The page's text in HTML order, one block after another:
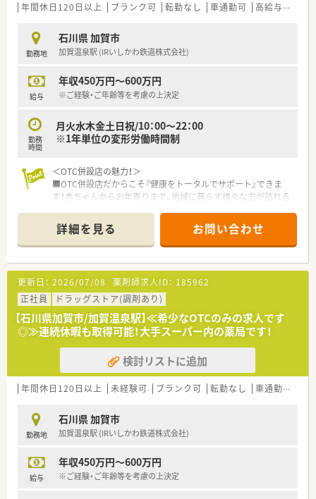
年間休日120日以上 ブランク可 転勤なし 車通勤可 高給与(600万円以上)
勤務地
石川県 加賀市
加賀温泉駅 (IRいしかわ鉄道株式会社)
給与
年収450万円～600万円
※ご経験・ご年齢等を考慮の上決定
勤務
時間
月火水木金土日祝/10：00～22：00
※1年単位の変形労働時間制
＜OTC併設店の魅力！＞
■OTC併設店だからこそ『健康をトータルでサポート』できま
す！赤ちゃんからお年寄りまで、地域に暮らす様々な方が訪れる
れる環境です。
■年中無休の店舗です。大型スーパーの中に入っているので、休
憩中やお仕事終わりにお買い物もできます♪
＜プライベートも充実できる環境です＞
年間休日は120～125日ございます！長期連休もほぼ全員が取得
しており、最大20日間（1～4回分割）の取得が可能！プライベート
な時間を十分に確保できます。
＜育児サポート体制も整っています＞
育児休業は最大3年間の取得が可能です！育児休職からの復帰率
は「98.6％」と高水準！
育児時短勤務は、最大3時間の時間短縮する事ができ、お子様が
小学校卒業する迄取得が可能です。
詳細を見る お問い合わせ
更新日： 2026/07/08 薬剤師求人ID： 185962
正社員
ドラッグストア(調剤あり)
【石川県加賀市/加賀温泉駅】≪希少なOTCのみの求人です
◎≫連続休暇も取得可能！大手スーパー内の薬局です！
検討リストに追加
年間休日120日以上 未経験可 ブランク可 転勤なし 車通勤可
勤務地
石川県 加賀市
加賀温泉駅 (IRいしかわ鉄道株式会社)
給与
年収450万円～600万円
※ご経験・ご年齢等を考慮の上決定